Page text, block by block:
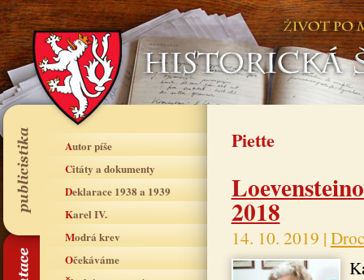
Autor píše
Citáty a dokumenty
Deklarace 1938 a 1939
Karel IV.
Modrá krev
Očekáváme
Piette
2018
14. 10. 2019 |